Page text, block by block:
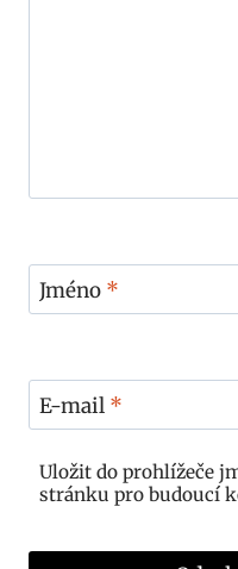
Jméno *
E-mail *
Uložit do prohlížeče
stránku pro budoucí